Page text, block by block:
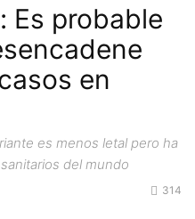
Es probable
en
es menos letal pero ha
del mundo
314